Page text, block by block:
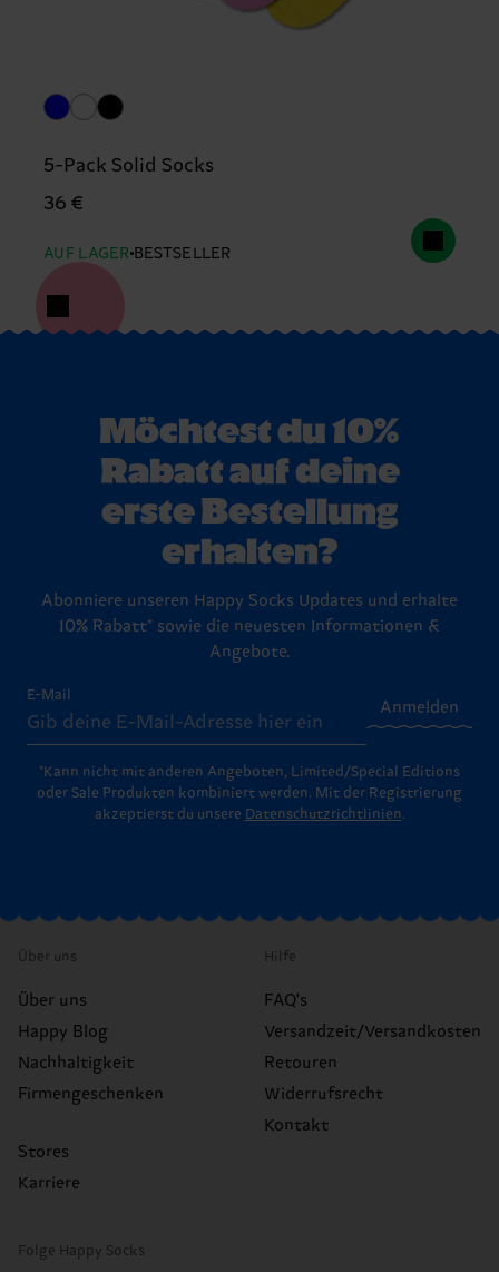
5-Pack Solid Socks
36 €
AUF LAGER BESTSELLER
Möchtest du 10%
Rabatt auf deine
erste Bestellung
erhalten?
Abonniere unseren Happy Socks Updates und erhalte
10% Rabatt* sowie die neuesten Informationen &
Angebote.
E-Mail
Anmelden
*Kann nicht mit anderen Angeboten, Limited/Special Editions
oder Sale Produkten kombiniert werden. Mit der Registrierung
akzeptierst du unsere Datenschutzrichtlinien.
Über uns
Über uns
Happy Blog
Nachhaltigkeit
Firmengeschenken
Stores
Karriere
Hilfe
FAQ's
Versandzeit/Versandkosten
Retouren
Widerrufsrecht
Kontakt
Folge Happy Socks